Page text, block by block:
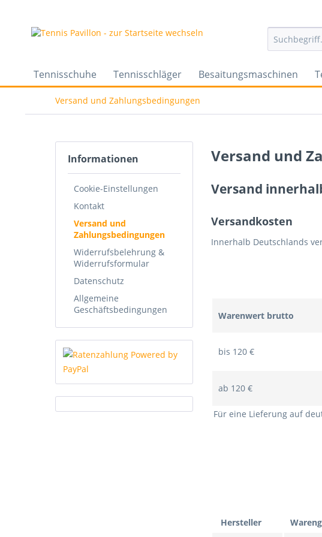
Tennisschuhe Tennisschläger Besaitungsmaschinen
Versand und Zahlungsbedingungen
Informationen
Cookie-Einstellungen
Kontakt
Versand und
Zahlungsbedingungen
Widerrufsbelehrung &
Widerrufsformular
Datenschutz
Allgemeine
Geschäftsbedingungen
Versand und
Versand
Versandkosten
Innerhalb Deutschlands
Warenwert brutto
bis 120 €
ab 120 €
Für eine Lieferung auf
Hersteller